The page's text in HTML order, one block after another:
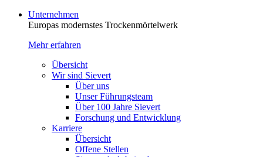
Unternehmen
Europas modernstes Trocken­mörtelwerk
Mehr erfahren
Übersicht
Wir sind Sievert
Über uns
Unser Führungsteam
Über 100 Jahre Sievert
Forschung und Entwicklung
Karriere
Übersicht
Offene Stellen